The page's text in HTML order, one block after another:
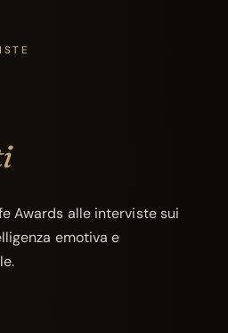
Awards alle interviste sui
emotiva e